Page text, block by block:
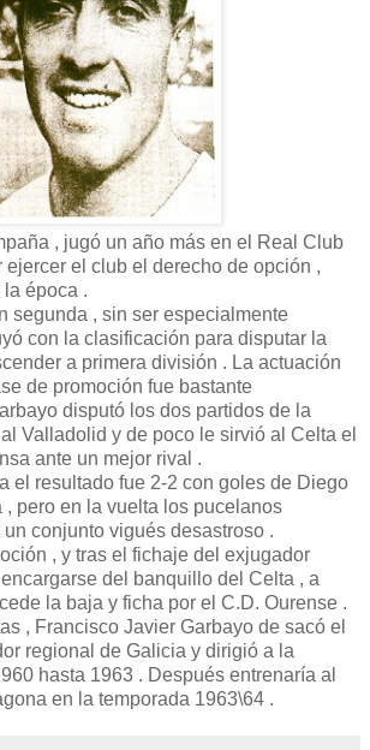
, jugó un año más en el Real Club
ejercer el club el derecho de opción ,
época .
segunda , sin ser especialmente
con la clasificación para disputar la
a primera división . La actuación
de promoción fue bastante
disputó los dos partidos de la
Valladolid y de poco le sirvió al Celta el
ante un mejor rival .
el resultado fue 2-2 con goles de Diego
, pero en la vuelta los pucelanos
conjunto vigués desastroso .
, y tras el fichaje del exjugador
del banquillo del Celta , a
la baja y ficha por el C.D. Ourense .
, Francisco Javier Garbayo de sacó el
regional de Galicia y dirigió a la
hasta 1963 . Después entrenaría al
en la temporada 1963\64 .